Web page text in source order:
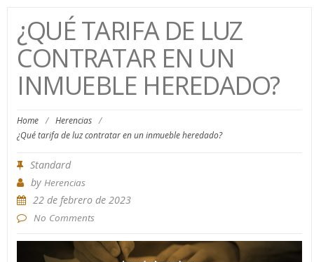
¿QUÉ TARIFA DE LUZ
CONTRATAR EN UN
INMUEBLE HEREDADO?
Home / Herencias /
¿Qué tarifa de luz contratar en un inmueble heredado?
Standard
by Herencias
22 de febrero de 2023
No Comments